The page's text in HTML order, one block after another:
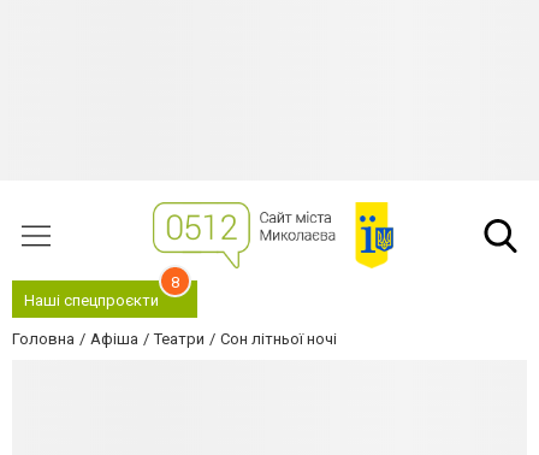
Наші спецпроєкти
8
Головна Афіша Театри Сон літньої ночі